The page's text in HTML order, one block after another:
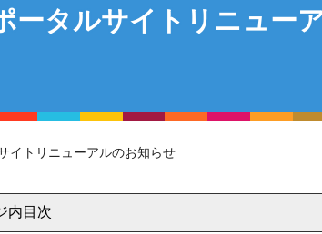
ータルサイトリニュー
イトリニューアルのお知らせ
内目次